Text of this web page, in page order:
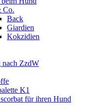
Co.
Back
Giardien
Kokzidien
nach ZzdW
K1
für ihren Hund